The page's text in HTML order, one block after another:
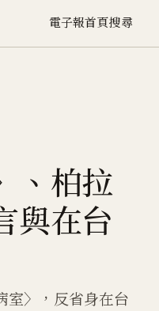
電子報首頁搜尋
、柏拉
與在台
室〉，反省身在台